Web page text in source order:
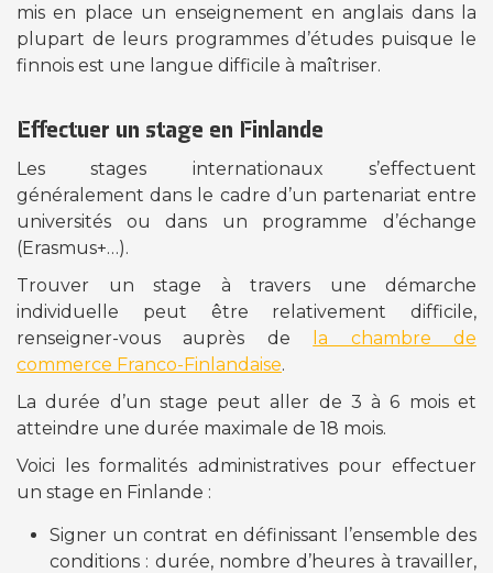
mis en place un enseignement en anglais dans la
plupart de leurs programmes d’études puisque le
finnois est une langue difficile à maîtriser.
Effectuer un stage en Finlande
Les stages internationaux s’effectuent
généralement dans le cadre d’un partenariat entre
universités ou dans un programme d’échange
(Erasmus+…).
Trouver un stage à travers une démarche
individuelle peut être relativement difficile,
renseigner-vous auprès de
la chambre de
commerce Franco-Finlandaise.
La durée d’un stage peut aller de 3 à 6 mois et
atteindre une durée maximale de 18 mois.
Voici les formalités administratives pour effectuer
un stage en Finlande :
Signer un contrat en définissant l’ensemble des
conditions : durée, nombre d’heures à travailler,